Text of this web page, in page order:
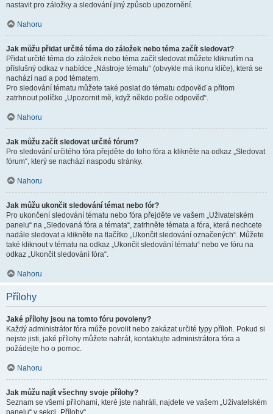
nastavit pro záložky a sledování jiný způsob upozornění.
Nahoru
Jak můžu přidat určité téma do záložek nebo téma začít sledovat?
Přidat určité téma do záložek nebo téma začít sledovat můžete kliknutím na
příslušný odkaz v nabídce „Nástroje tématu“ (obvykle má ikonu klíče), která se
nachází nad a pod tématem.
Pro sledování tématu můžete také poslat do tématu odpověď a přitom
zatrhnout políčko „Upozornit mě, když někdo pošle odpověď“.
Nahoru
Jak můžu začít sledovat určité fórum?
Pro sledování určitého fóra přejděte do toho fóra a klikněte na odkaz „Sledovat
fórum“, který se nachází naspodu stránky.
Nahoru
Jak můžu ukončit sledování témat nebo fór?
Pro ukončení sledování tématu nebo fóra přejděte ve vašem „Uživatelském
panelu“ na „Sledovaná fóra a témata“, zatrhněte témata a fóra, která nechcete
nadále sledovat a klikněte na tlačítko „Ukončit sledování označených“. Můžete
také kliknout v tématu na odkaz „Ukončit sledování tématu“ nebo ve fóru na
odkaz „Ukončit sledování fóra“.
Nahoru
Přílohy
Jaké přílohy jsou na tomto fóru povoleny?
Každý administrátor fóra může povolit nebo zakázat určité typy příloh. Pokud si
nejste jisti, jaké přílohy můžete nahrát, kontaktujte administrátora fóra a
požádejte ho o pomoc.
Nahoru
Jak můžu najít všechny svoje přílohy?
Seznam se všemi přílohami, které jste nahráli, najdete ve vašem „Uživatelském
panelu“ v sekci „Přílohy“.